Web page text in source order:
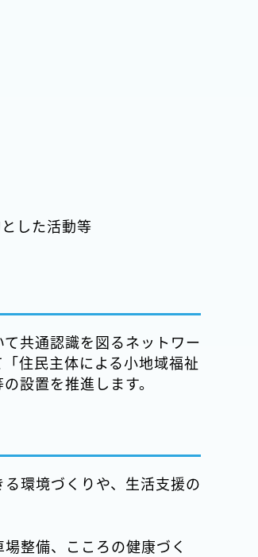
した活動等
共通認識を図るネットワー
住民主体による小地域福祉
設置を推進します。
環境づくりや、生活支援の
整備、こころの健康づく